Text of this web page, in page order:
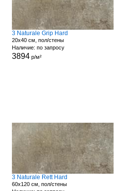
3 Naturale Grip Hard
20x40 см, пол/стены
Наличие: по запросу
3894р/м²
3 Naturale Rett Hard
60x120 см, пол/стены